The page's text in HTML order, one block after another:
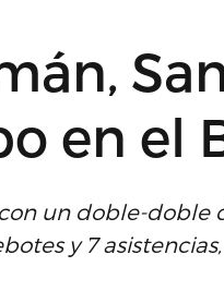
en el
un doble-doble
y 7